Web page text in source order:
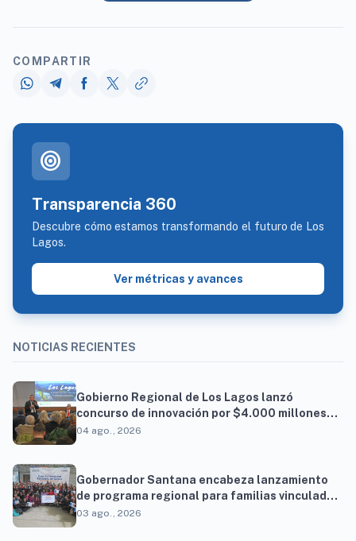
COMPARTIR
target
Transparencia 360
Descubre cómo estamos transformando el futuro de Los
Lagos.
Ver métricas y avances
NOTICIAS RECIENTES
Gobierno Regional de Los Lagos lanzó
concurso de innovación por $4.000 millones
para resolver brechas productivas del
04 ago., 2026
Gobernador Santana encabeza lanzamiento
de programa regional para familias vinculadas
al autismo
03 ago., 2026